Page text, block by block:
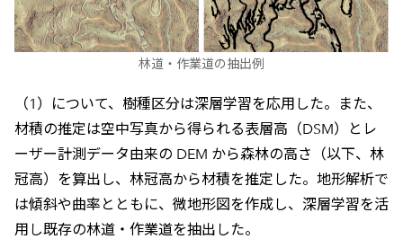
林道・作業道の抽出例
（1）について、樹種区分は深層学習を応用した。また、
材積の推定は空中写真から得られる表層高（DSM）とレ
ーザー計測データ由来の DEM から森林の高さ（以下、林
冠高）を算出し、林冠高から材積を推定した。地形解析で
は傾斜や曲率とともに、微地形図を作成し、深層学習を活
用し既存の林道・作業道を抽出した。